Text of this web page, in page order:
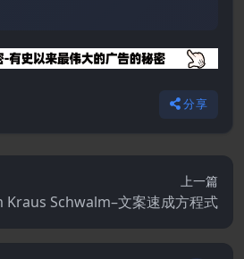
分享
上一篇
Kraus Schwalm–文案速成方程式